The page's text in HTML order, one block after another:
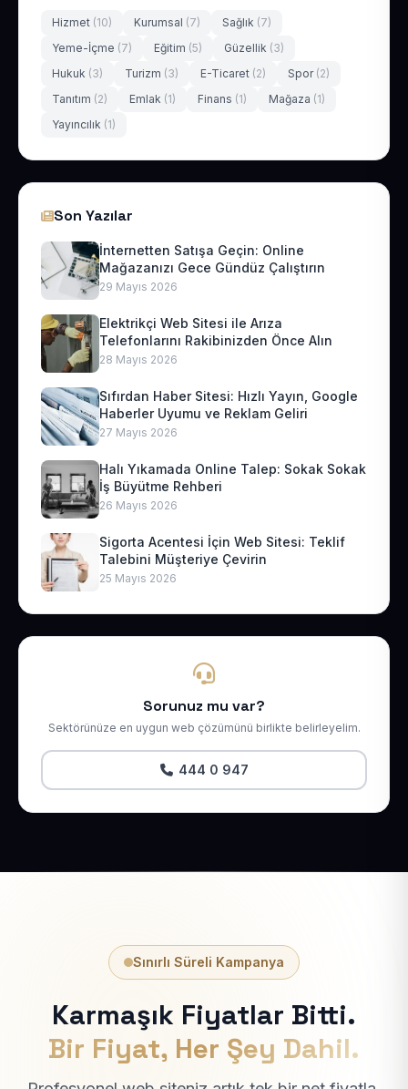
Hizmet (10) Kurumsal (7) Sağlık (7)
Yeme-İçme (7) Eğitim (5) Güzellik (3)
Hukuk (3) Turizm (3) E-Ticaret (2) Spor (2)
Tanıtım (2) Emlak (1) Finans (1) Mağaza (1)
Yayıncılık (1)
Son Yazılar
İnternetten Satışa Geçin: Online
Mağazanızı Gece Gündüz Çalıştırın
29 Mayıs 2026
Elektrikçi Web Sitesi ile Arıza
Telefonlarını Rakibinizden Önce Alın
28 Mayıs 2026
Sıfırdan Haber Sitesi: Hızlı Yayın, Google
Haberler Uyumu ve Reklam Geliri
27 Mayıs 2026
Halı Yıkamada Online Talep: Sokak Sokak
İş Büyütme Rehberi
26 Mayıs 2026
Sigorta Acentesi İçin Web Sitesi: Teklif
Talebini Müşteriye Çevirin
25 Mayıs 2026
Sorunuz mu var?
Sektörünüze en uygun web çözümünü birlikte belirleyelim.
444 0 947
Sınırlı Süreli Kampanya
Karmaşık Fiyatlar Bitti.
Bir Fiyat, Her Şey Dahil.